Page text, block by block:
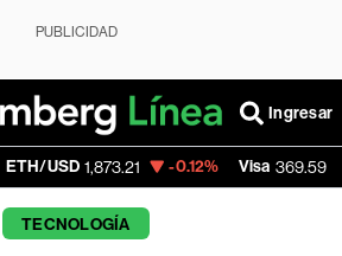
PUBLICIDAD
Ingresar
1,873.21 -0.12% Visa 369.59 +1.07%
TECNOLOGÍA